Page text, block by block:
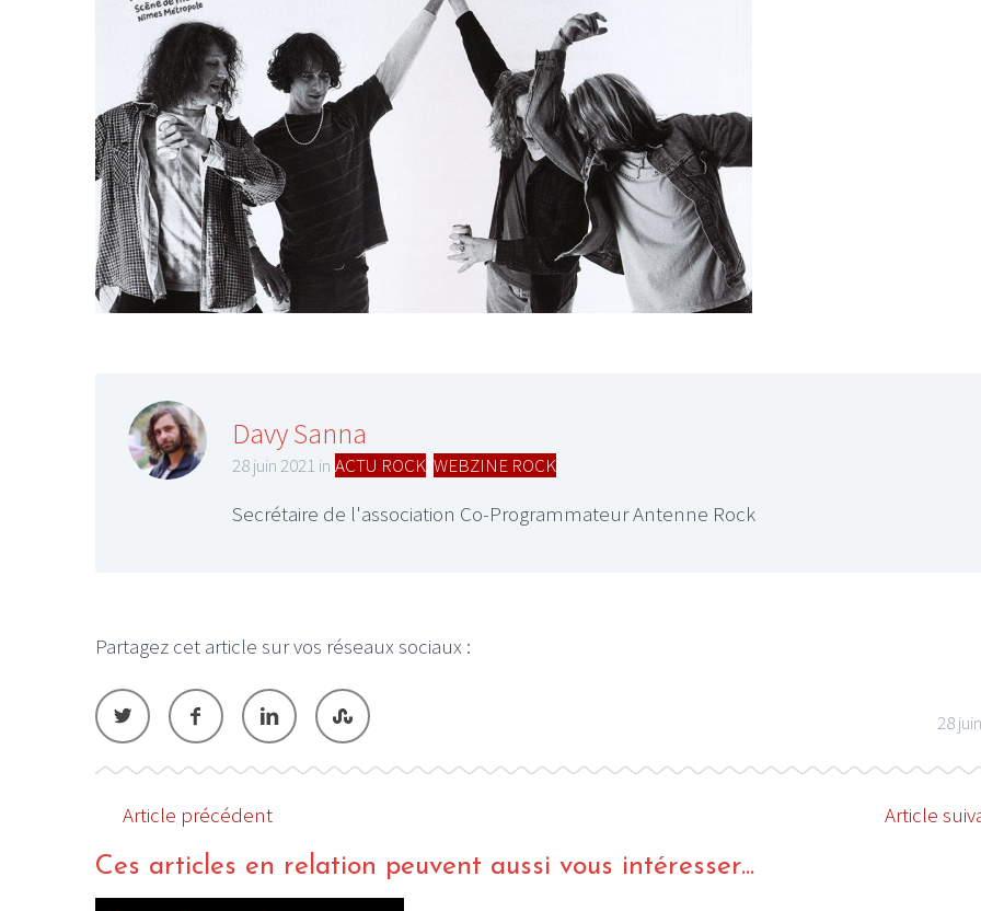
Davy Sanna
28 juin 2021 in ACTU ROCK WEBZINE ROCK
Secrétaire de l'association Co-Programmateur Antenne Rock
Partagez cet article sur vos réseaux sociaux :
28
Article précédent Article
Ces articles en relation peuvent aussi vous intéresser...